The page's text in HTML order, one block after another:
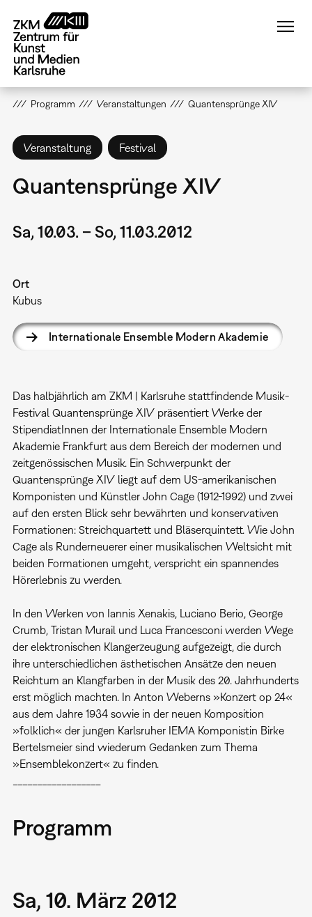
zum
Inhalt
Programm Veranstaltungen Quantensprünge XIV
Veranstaltung Festival
Quantensprünge XIV
Sa, 10.03. – So, 11.03.2012
Ort
Kubus
Internationale Ensemble Modern Akademie
Das halbjährlich am ZKM | Karlsruhe stattfindende Musik-
Festival Quantensprünge XIV präsentiert Werke der
StipendiatInnen der Internationale Ensemble Modern
Akademie Frankfurt aus dem Bereich der modernen und
zeitgenössischen Musik. Ein Schwerpunkt der
Quantensprünge XIV liegt auf dem US-amerikanischen
Komponisten und Künstler John Cage (1912-1992) und zwei
auf den ersten Blick sehr bewährten und konservativen
Formationen: Streichquartett und Bläserquintett. Wie John
Cage als Runderneuerer einer musikalischen Weltsicht mit
beiden Formationen umgeht, verspricht ein spannendes
Hörerlebnis zu werden.
In den Werken von Iannis Xenakis, Luciano Berio, George
Crumb, Tristan Murail und Luca Francesconi werden Wege
der elektronischen Klangerzeugung aufgezeigt, die durch
ihre unterschiedlichen ästhetischen Ansätze den neuen
Reichtum an Klangfarben in der Musik des 20. Jahrhunderts
erst möglich machten. In Anton Weberns »Konzert op 24«
aus dem Jahre 1934 sowie in der neuen Komposition
»folklich« der jungen Karlsruher IEMA Komponistin Birke
Bertelsmeier sind wiederum Gedanken zum Thema
»Ensemblekonzert« zu finden.
Programm
Sa, 10. März 2012